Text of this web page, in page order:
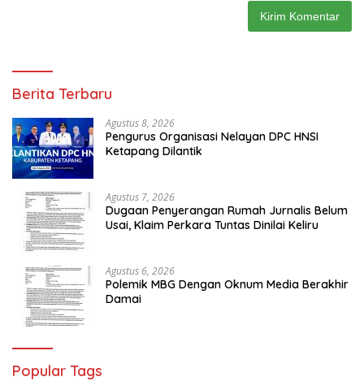
Berita Terbaru
Agustus 8, 2026
Pengurus Organisasi Nelayan DPC HNSI
Ketapang Dilantik
Agustus 7, 2026
Dugaan Penyerangan Rumah Jurnalis Belum
Usai, Klaim Perkara Tuntas Dinilai Keliru
Agustus 6, 2026
Polemik MBG Dengan Oknum Media Berakhir
Damai
Popular Tags